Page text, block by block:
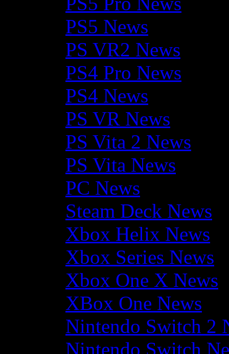
PS5 News
PS VR2 News
PS4 Pro News
PS4 News
PS VR News
PS Vita 2 News
PS Vita News
PC News
Steam Deck News
Xbox Helix News
Xbox Series News
Xbox One X News
XBox One News
Nintendo Switch 2
Nintendo Switch